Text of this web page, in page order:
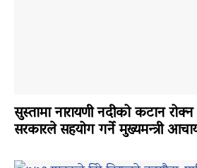
सुस्तामा नारायणी नदीको कटान
सरकारले सहयोग गर्ने मुख्यमन्त्री